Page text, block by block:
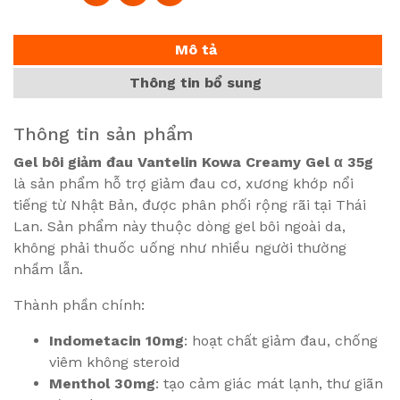
Mô tả
Thông tin bổ sung
Thông tin sản phẩm
Gel bôi giảm đau Vantelin Kowa Creamy Gel α 35g
là sản phẩm hỗ trợ giảm đau cơ, xương khớp nổi
tiếng từ Nhật Bản, được phân phối rộng rãi tại Thái
Lan. Sản phẩm này thuộc dòng gel bôi ngoài da,
không phải thuốc uống như nhiều người thường
nhầm lẫn.
Thành phần chính:
Indometacin 10mg: hoạt chất giảm đau, chống
viêm không steroid
Menthol 30mg: tạo cảm giác mát lạnh, thư giãn